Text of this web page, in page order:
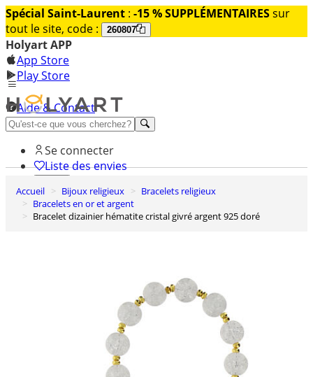
Spécial Saint-Laurent : -15 % SUPPLÉMENTAIRESsur
tout le site, code :
260807
Holyart APP
App Store
Play Store
Aide & Contact
Découvrez Premium
Se connecter
Liste des envies
0
Panier
Accueil Bijoux religieux
Bracelets religieux
Bracelets en or et argent
Bracelet dizainier hématite cristal givré argent 925 doré